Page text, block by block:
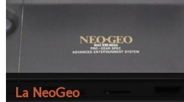
La NeoGeo
Dans les pas d’une Étoile :
Les...